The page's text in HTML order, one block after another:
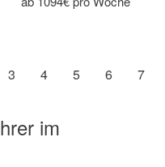
3 4 5 6 7
im